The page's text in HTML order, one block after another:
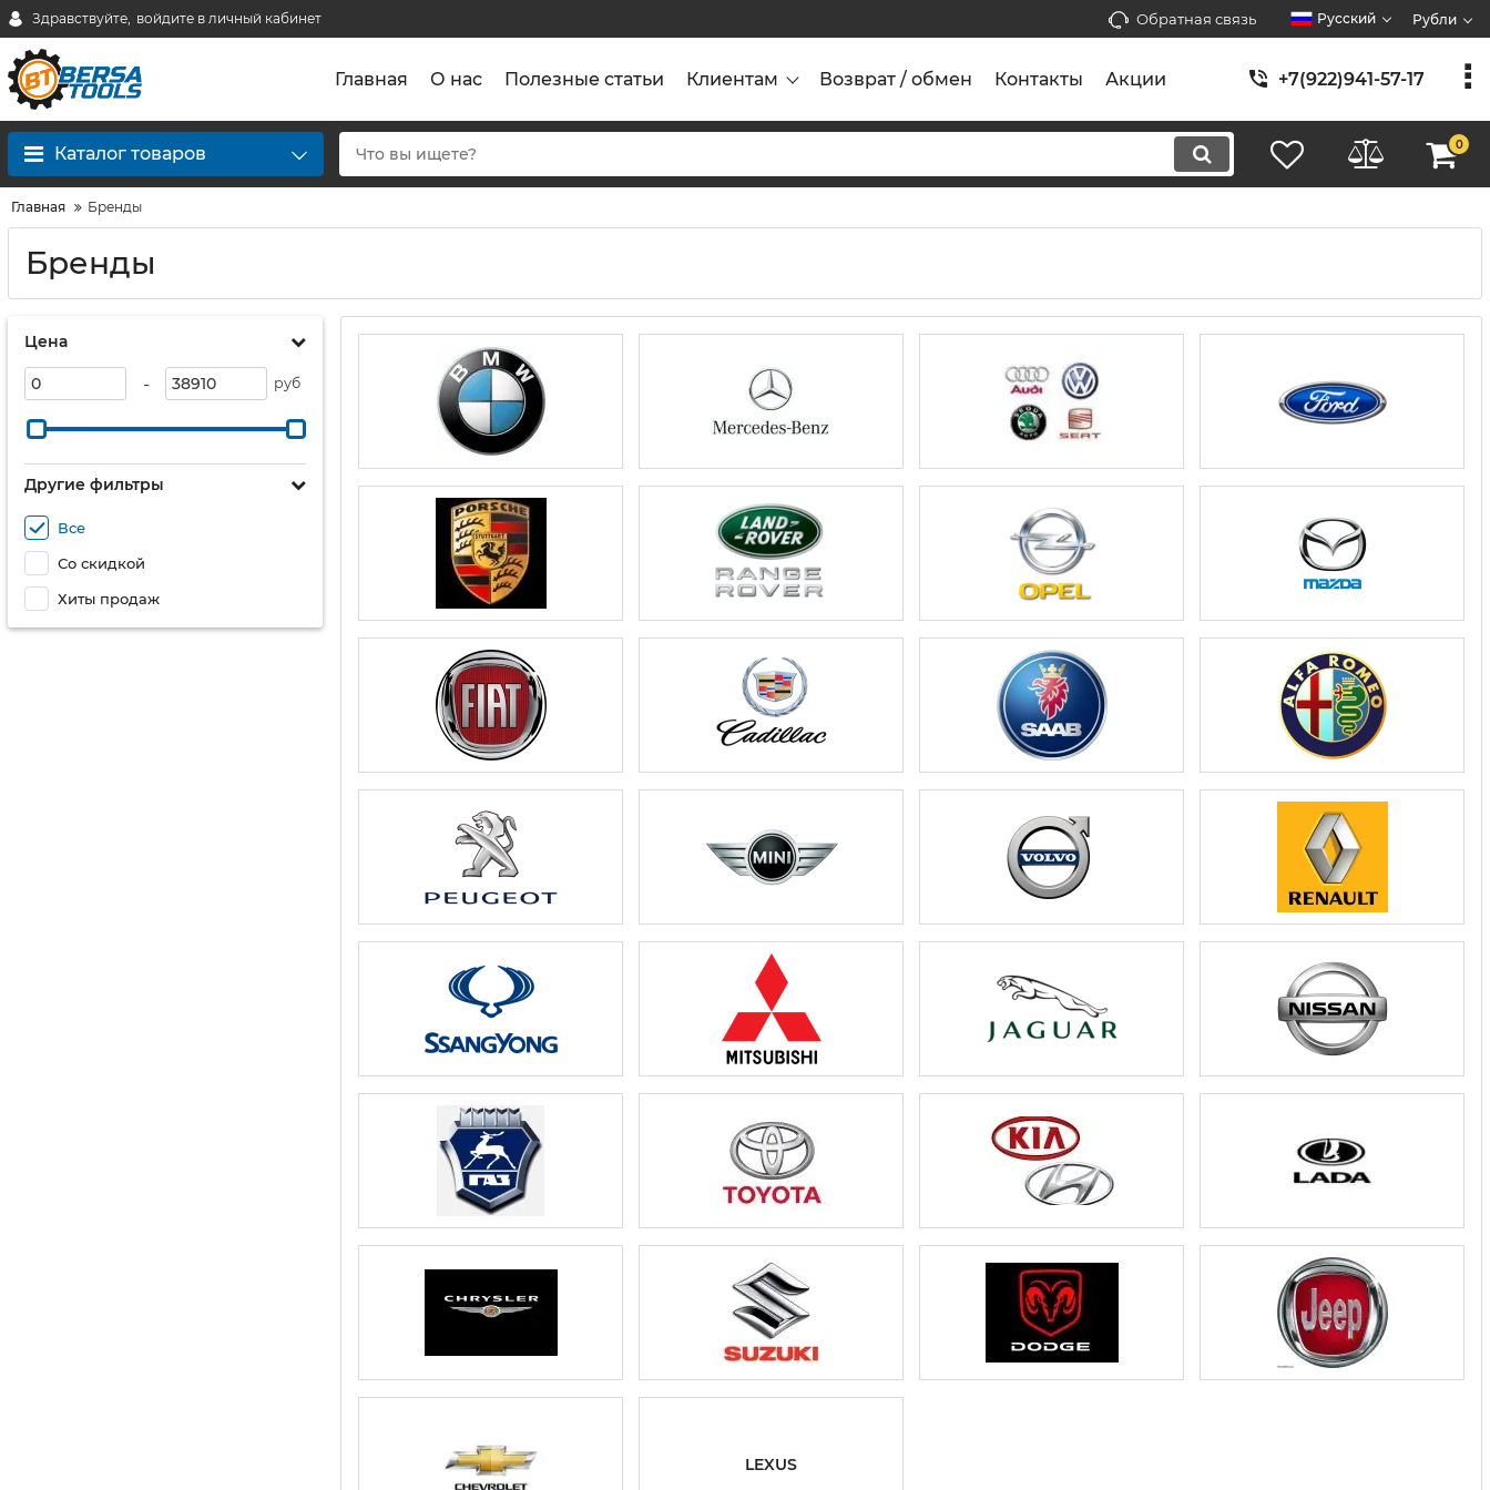
Здравствуйте, войдите в личный кабинет Обратная связь Русский Рубли
Главная О нас Полезные статьи Клиентам Возврат / обмен Контакты Акции +7(922)941-57-17
Каталог товаров 0
Главная Бренды
Бренды
Цена
- руб
Другие фильтры
Все
Со скидкой
Хиты продаж
LEXUS